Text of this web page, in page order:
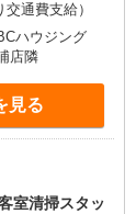
通費支給）
ハウジング
店隣
見る
室清掃スタッ